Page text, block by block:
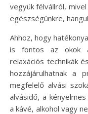
vegyük félvállról,
egészségünkre,
Ahhoz, hogy
is fontos az okok
relaxációs technikák
hozzájárulhatnak a
megfelelő alvási
alvásidő, a
a kávé, alkohol vagy